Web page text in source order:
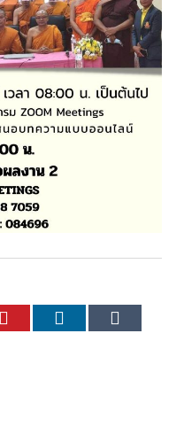
Pinterest
LinkedIn